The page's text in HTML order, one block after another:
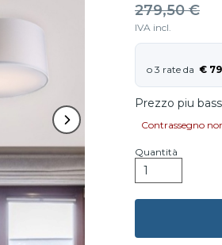
279,50 €
IVA incl.
€
Prezzo piu
Contrassegno
Quantità